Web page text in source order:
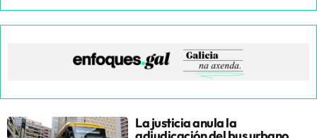
La justicia anula la